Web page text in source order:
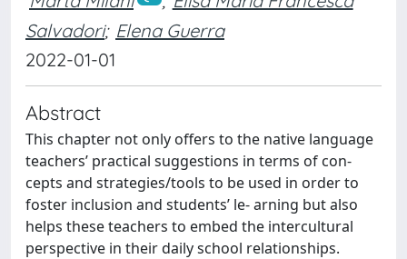
Salvadori; Elena Guerra
2022-01-01
Abstract
This chapter not only offers to the native language
teachers’ practical suggestions in terms of con-
cepts and strategies/tools to be used in order to
foster inclusion and students’ le- arning but also
helps these teachers to embed the intercultural
perspective in their daily school relationships.